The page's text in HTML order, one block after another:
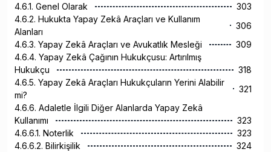
4.6.1. Genel Olarak
303
4.6.2. Hukukta Yapay Zekâ Araçları ve Kullanım
Alanları
306
4.6.3. Yapay Zekâ Araçları ve Avukatlık Mesleği
309
4.6.4. Yapay Zekâ Çağının Hukukçusu: Artırılmış
Hukukçu
318
4.6.5. Yapay Zekâ Araçları Hukukçuların Yerini Alabilir
mi?
321
4.6.6. Adaletle İlgili Diğer Alanlarda Yapay Zekâ
Kullanımı
323
4.6.6.1. Noterlik
323
4.6.6.2. Bilirkişilik
324